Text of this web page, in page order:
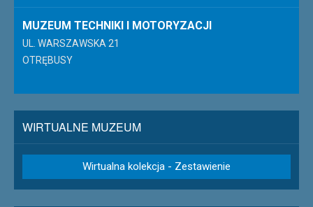
MUZEUM TECHNIKI I MOTORYZACJI
UL. WARSZAWSKA 21
OTRĘBUSY
WIRTUALNE MUZEUM
Wirtualna kolekcja - Zestawienie